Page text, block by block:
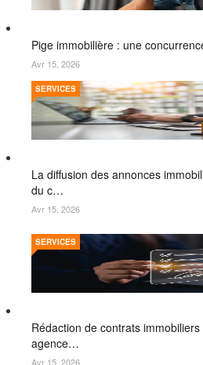
Pige immobilière : une
Avr 15, 2026
La diffusion des annonces
du c…
SERVICES
Avr 15, 2026
Rédaction de contrats
agence…
SERVICES
Avr 15, 2026